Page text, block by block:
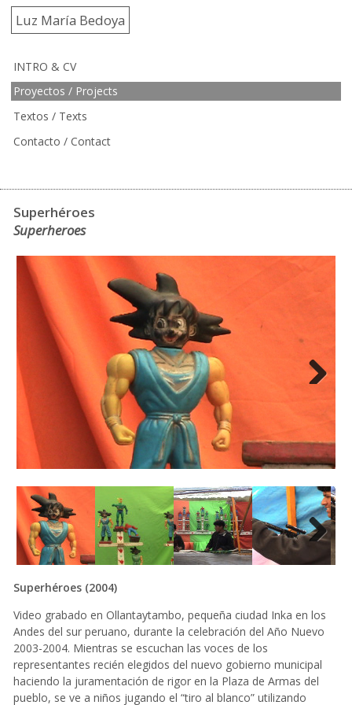
Luz María Bedoya
INTRO & CV
Proyectos / Projects
Textos / Texts
Contacto / Contact
Superhéroes
Superheroes
Next
Next
Superhéroes (2004)
Video grabado en Ollantaytambo, pequeña ciudad Inka en los
Andes del sur peruano, durante la celebración del Año Nuevo
2003-2004. Mientras se escuchan las voces de los
representantes recién elegidos del nuevo gobierno municipal
haciendo la juramentación de rigor en la Plaza de Armas del
pueblo, se ve a niños jugando el “tiro al blanco” utilizando